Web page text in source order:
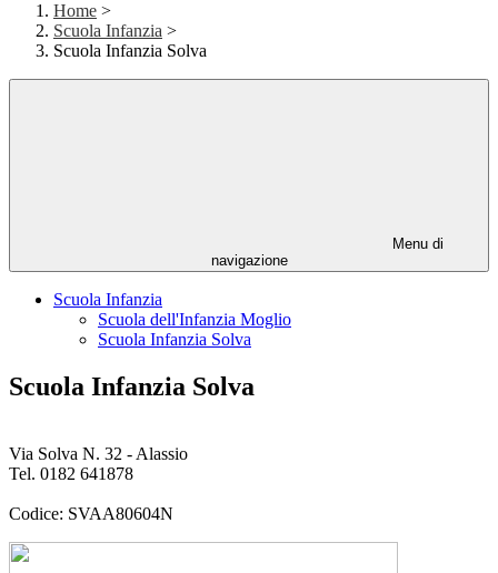
Home >
Scuola Infanzia >
Scuola Infanzia Solva
Menu di
navigazione
Scuola Infanzia
Scuola dell'Infanzia Moglio
Scuola Infanzia Solva
Scuola Infanzia Solva
Via Solva N. 32 - Alassio
Tel. 0182 641878
Codice: SVAA80604N